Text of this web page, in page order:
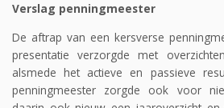
Verslag penningmeester
De aftrap van een kersverse
presentatie verzorgde met
alsmede het actieve en passieve
penningmeester zorgde ook voor